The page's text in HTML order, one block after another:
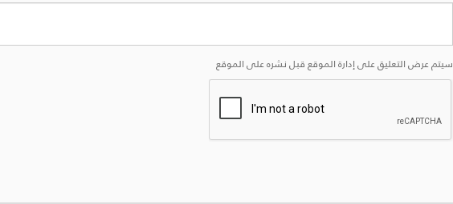
سيتم عرض التعليق على إدارة الموقع قبل نشره على الموقع